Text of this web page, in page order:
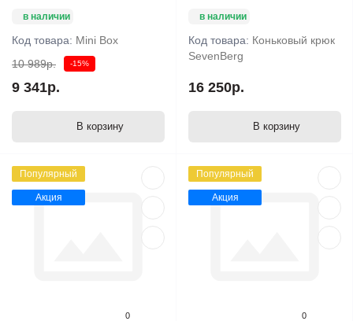
в наличии
Код товара: Mini Box
10 989р.
-15%
9 341р.
В корзину
в наличии
Код товара: Коньковый крюк
SevenBerg
16 250р.
В корзину
Популярный
Акция
0
Популярный
Акция
0